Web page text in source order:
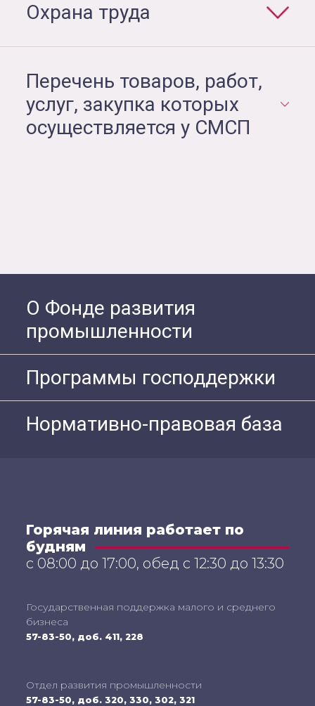
Охрана труда
Перечень товаров, работ,
услуг, закупка которых
осуществляется у СМСП
О Фонде развития
промышленности
Программы господдержки
Нормативно-правовая база
Горячая линия работает по
будням
с 08:00 до 17:00, обед с 12:30 до 13:30
Государственная поддержка малого и среднего
бизнеса
57-83-50, доб. 411, 228
Отдел развития промышленности
57-83-50, доб. 320, 330, 302, 321